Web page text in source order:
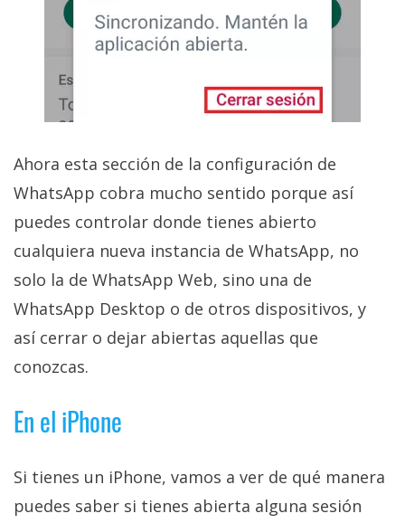
Ahora esta sección de la configuración de
WhatsApp cobra mucho sentido porque así
puedes controlar donde tienes abierto
cualquiera nueva instancia de WhatsApp, no
solo la de WhatsApp Web, sino una de
WhatsApp Desktop o de otros dispositivos, y
así cerrar o dejar abiertas aquellas que
conozcas.
En el iPhone
Si tienes un iPhone, vamos a ver de qué manera
puedes saber si tienes abierta alguna sesión